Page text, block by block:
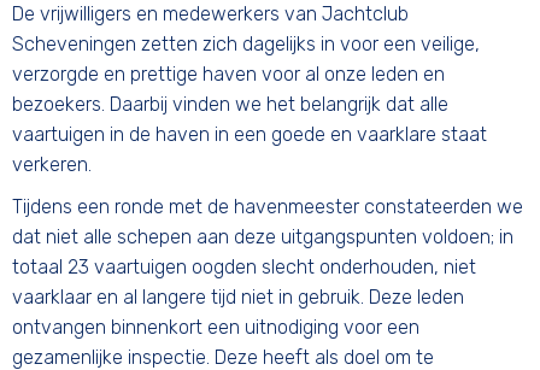
De vrijwilligers en medewerkers van Jachtclub
Scheveningen zetten zich dagelijks in voor een veilige,
verzorgde en prettige haven voor al onze leden en
bezoekers. Daarbij vinden we het belangrijk dat alle
vaartuigen in de haven in een goede en vaarklare staat
verkeren.
Tijdens een ronde met de havenmeester constateerden we
dat niet alle schepen aan deze uitgangspunten voldoen; in
totaal 23 vaartuigen oogden slecht onderhouden, niet
vaarklaar en al langere tijd niet in gebruik. Deze leden
ontvangen binnenkort een uitnodiging voor een
gezamenlijke inspectie. Deze heeft als doel om te